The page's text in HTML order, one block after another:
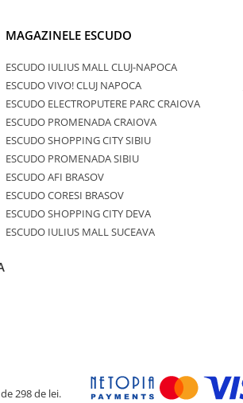
MAGAZINELE ESCUDO
ESCUDO IULIUS MALL CLUJ-NAPOCA
ESCUDO VIVO! CLUJ NAPOCA
ESCUDO ELECTROPUTERE PARC CRAIOVA
ESCUDO PROMENADA CRAIOVA
ESCUDO SHOPPING CITY SIBIU
ESCUDO PROMENADA SIBIU
ESCUDO AFI BRASOV
ESCUDO CORESI BRASOV
ESCUDO SHOPPING CITY DEVA
ESCUDO IULIUS MALL SUCEAVA
298 de lei.